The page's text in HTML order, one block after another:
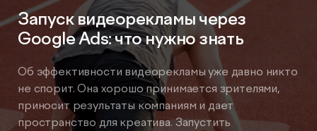
Запуск видеорекламы через
Google Ads: что нужно знать
Об эффективности видеорекламы уже давно никто
не спорит. Она хорошо принимается зрителями,
приносит результаты компаниям и дает
пространство для креатива. Запустить